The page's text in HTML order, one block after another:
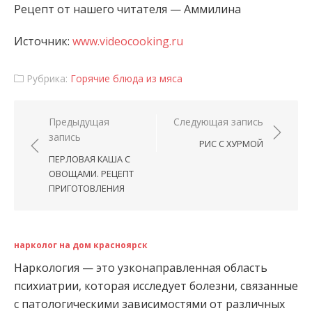
Рецепт от нашего читателя — Аммилина
Источник: www.videocooking.ru
Рубрика: Горячие блюда из мяса
Навигация по записям
Предыдущая
запись
ПЕРЛОВАЯ КАША С
ОВОЩАМИ. РЕЦЕПТ
ПРИГОТОВЛЕНИЯ
Следующая запись
РИС С ХУРМОЙ
нарколог на дом красноярск
Наркология — это узконаправленная область
психиатрии, которая исследует болезни, связанные
с патологическими зависимостями от различных